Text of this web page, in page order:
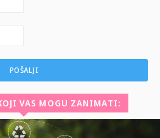
VAS MOGU ZANIMATI: